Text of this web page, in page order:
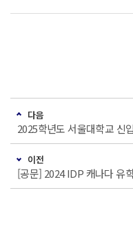
다음
2025학년도 서울대학교 신
이전
[공문] 2024 IDP 캐나다 유